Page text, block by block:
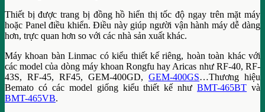
Thiết bị được trang bị đồng hồ hiển thị tốc độ ngay trên mặt máy
hoặc Panel điều khiển. Điều này giúp người vận hành máy dễ dàng
hơn, trực quan hơn so với các nhà sản xuất khác.
Máy khoan bàn Linmac có kiểu thiết kế riêng, hoàn toàn khác với
các model của dòng máy khoan Rongfu hay Aricas như RF-40, RF-
43S, RF-45, RF45, GEM-400GD, GEM-400GS…Thương hiệu
Bemato có các model giống kiểu thiết kế nhưBMT-465BT và
BMT-465VB.